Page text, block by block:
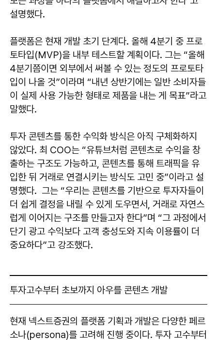
설명했다.
플랫폼은 현재 개발 초기 단계다. 올해 4분기 중 프로
토타입(MVP)을 내부 테스트할 계획이다. 그는 “올해
4분기쯤이면 외부에서 써볼 수 있는 정도의 프로토타
입이 나올 것”이라며 “내년 상반기에는 일반 소비자들
이 실제 사용 가능한 형태로 제품을 내는 게 목표”라고
말했다.
투자 콘텐츠를 통한 수익화 방식은 아직 구체화하지
않았다. 최 COO는 “유튜브처럼 콘텐츠로 수익을 창
출하는 구조도 가능하고, 콘텐츠를 통해 트래픽을 유
입한 뒤 거래로 연결시키는 방식도 고민 중”이라고 설
명했다. 그는 “우리는 콘텐츠를 기반으로 투자자들이
더 쉽게 결정을 내릴 수 있게 도우면서, 거래로 자연스
럽게 이어지는 구조를 만들고자 한다”며 “그 과정에서
단기 광고 수익보다 고객 충성도와 지속 이용률이 더
중요하다”고 강조했다.
투자고수부터 초보까지 아우를 콘텐츠 개발
현재 넥스트증권의 플랫폼 기획과 개발은 다양한 페르
소나(persona)를 고려해 진행 중이다. 투자 고수부터